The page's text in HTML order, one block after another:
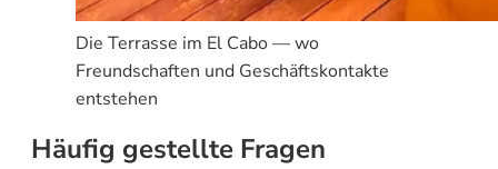
Die Terrasse im El Cabo — wo
Freundschaften und Geschäftskontakte
entstehen
Häufig gestellte Fragen